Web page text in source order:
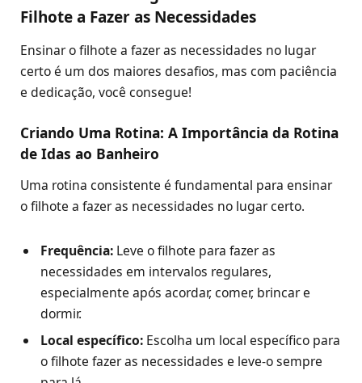
Filhote a Fazer as Necessidades
Ensinar o filhote a fazer as necessidades no lugar
certo é um dos maiores desafios, mas com paciência
e dedicação, você consegue!
Criando Uma Rotina: A Importância da Rotina
de Idas ao Banheiro
Uma rotina consistente é fundamental para ensinar
o filhote a fazer as necessidades no lugar certo.
Frequência: Leve o filhote para fazer as
necessidades em intervalos regulares,
especialmente após acordar, comer, brincar e
dormir.
Local específico: Escolha um local específico para
o filhote fazer as necessidades e leve-o sempre